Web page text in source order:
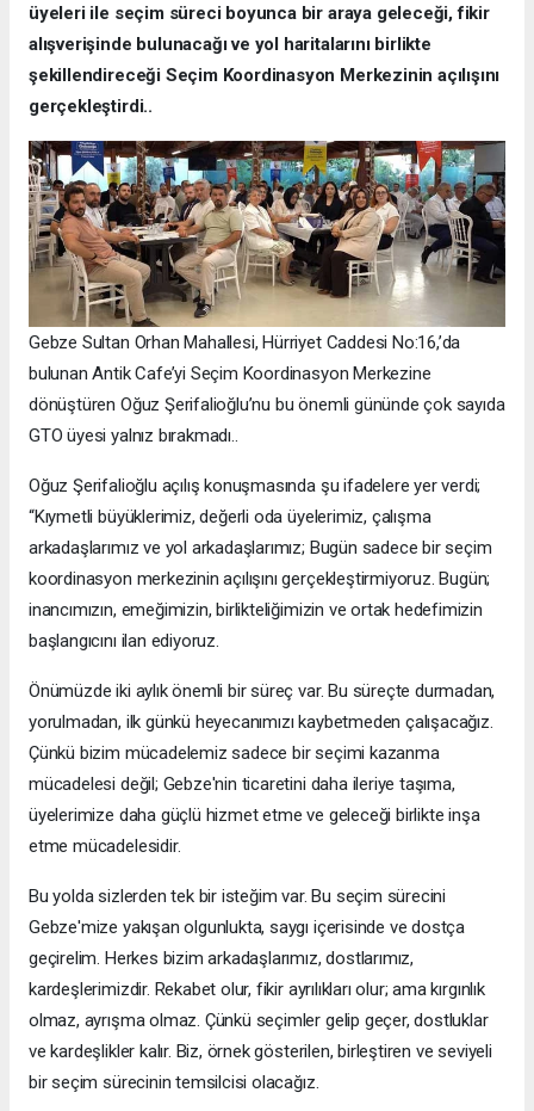
üyeleri ile seçim süreci boyunca bir araya geleceği, fikir
alışverişinde bulunacağı ve yol haritalarını birlikte
şekillendireceği Seçim Koordinasyon Merkezinin açılışını
gerçekleştirdi..
Gebze Sultan Orhan Mahallesi, Hürriyet Caddesi No:16,’da
bulunan Antik Cafe’yi Seçim Koordinasyon Merkezine
dönüştüren Oğuz Şerifalioğlu’nu bu önemli gününde çok sayıda
GTO üyesi yalnız bırakmadı..
Oğuz Şerifalioğlu açılış konuşmasında şu ifadelere yer verdi;
“Kıymetli büyüklerimiz, değerli oda üyelerimiz, çalışma
arkadaşlarımız ve yol arkadaşlarımız; Bugün sadece bir seçim
koordinasyon merkezinin açılışını gerçekleştirmiyoruz. Bugün;
inancımızın, emeğimizin, birlikteliğimizin ve ortak hedefimizin
başlangıcını ilan ediyoruz.
Önümüzde iki aylık önemli bir süreç var. Bu süreçte durmadan,
yorulmadan, ilk günkü heyecanımızı kaybetmeden çalışacağız.
Çünkü bizim mücadelemiz sadece bir seçimi kazanma
mücadelesi değil; Gebze'nin ticaretini daha ileriye taşıma,
üyelerimize daha güçlü hizmet etme ve geleceği birlikte inşa
etme mücadelesidir.
Bu yolda sizlerden tek bir isteğim var. Bu seçim sürecini
Gebze'mize yakışan olgunlukta, saygı içerisinde ve dostça
geçirelim. Herkes bizim arkadaşlarımız, dostlarımız,
kardeşlerimizdir. Rekabet olur, fikir ayrılıkları olur; ama kırgınlık
olmaz, ayrışma olmaz. Çünkü seçimler gelip geçer, dostluklar
ve kardeşlikler kalır. Biz, örnek gösterilen, birleştiren ve seviyeli
bir seçim sürecinin temsilcisi olacağız.